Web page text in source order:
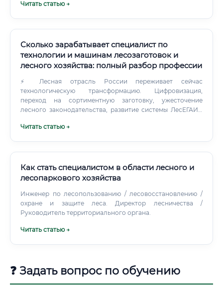
Читать статью →
Сколько зарабатывает специалист по
технологии и машинам лесозаготовок и
лесного хозяйства: полный разбор профессии
⚡ Лесная отрасль России переживает сейчас
технологическую трансформацию. Цифровизация,
переход на сортиментную заготовку, ужесточение
лесного законодательства, развитие системы ЛесЕГАИС
Читать статью →
Как стать специалистом в области лесного и
лесопаркового хозяйства
Инженер по лесопользованию / лесовосстановлению /
охране и защите леса. Директор лесничества /
Руководитель территориального органа.
Читать статью →
❓ Задать вопрос по обучению